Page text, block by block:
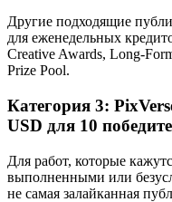
Другие подходящие
для еженедельных
Creative Awards, Long-
Prize Pool.
Категория 3:
USD для 10
Для работ, которые
выполненными или
не самая залайканная